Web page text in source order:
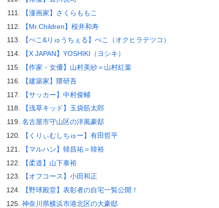
【漫画家】さくらももこ
【Mr.Children】桜井和寿
【ぺこ&りゅうちぇる】ぺこ（オクヒラテツコ）
【X JAPAN】YOSHIKI（ヨシキ）
【作家・女優】山村美紗＝山村紅葉
【建築家】隈研吾
【サッカー】中村俊輔
【浅草キッド】玉袋筋太郎
名古屋市守山区の洋風豪邸
【くりぃむしちゅー】有田哲平
【マルハン】韓昌祐＝韓裕
【柔道】山下泰裕
【オフコース】小田和正
【野球殿堂】表彰者の自宅一覧公開！
神奈川県横浜市港北区の大豪邸